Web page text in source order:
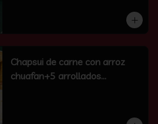
Chapsui de carne con arroz
chuafan+5 arrollados